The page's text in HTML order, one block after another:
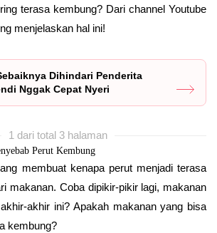
terasa kembung? Dari channel Youtube
menjelaskan hal ini!
Dihindari Penderita
Nggak Cepat Nyeri
1 dari total 3 halaman
Perut Kembung
membuat kenapa perut menjadi terasa
makanan. Coba dipikir-pikir lagi, makanan
akhir ini? Apakah makanan yang bisa
kembung?